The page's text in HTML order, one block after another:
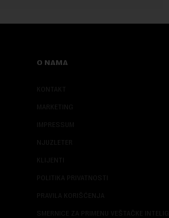
O NAMA
KONTAKT
MARKETING
IMPRESSUM
NJUZLETER
KLIJENTI
POLITIKA PRIVATNOSTI
PRAVILA KORIŠĆENJA
SMERNICE ZA PRIMENU VEŠTAČKE